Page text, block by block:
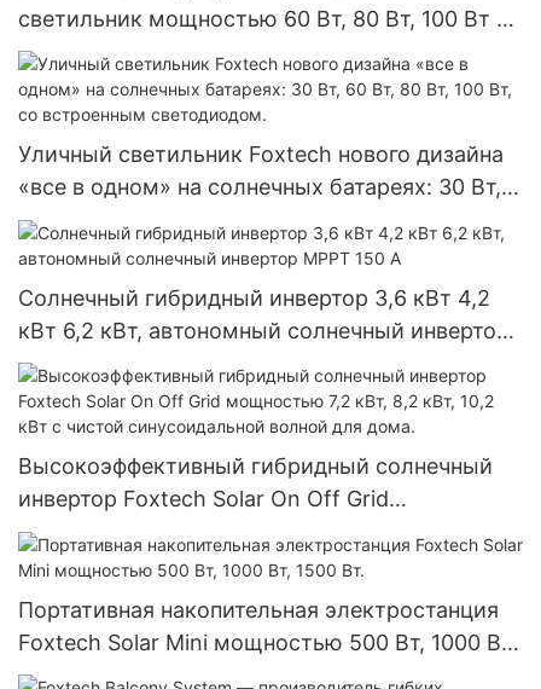
светильник мощностью 60 Вт, 80 Вт, 100 Вт с
интегрированным пультом дистанционного
управления, степенью защиты IP65 и
литиевой батареей.
Уличный светильник Foxtech нового дизайна
«все в одном» на солнечных батареях: 30 Вт,
60 Вт, 80 Вт, 100 Вт, со встроенным
светодиодом.
Солнечный гибридный инвертор 3,6 кВт 4,2
кВт 6,2 кВт, автономный солнечный инвертор
MPPT 150 А
Высокоэффективный гибридный солнечный
инвертор Foxtech Solar On Off Grid
мощностью 7,2 кВт, 8,2 кВт, 10,2 кВт с чистой
синусоидальной волной для дома.
Портативная накопительная электростанция
Foxtech Solar Mini мощностью 500 Вт, 1000 Вт,
1500 Вт.